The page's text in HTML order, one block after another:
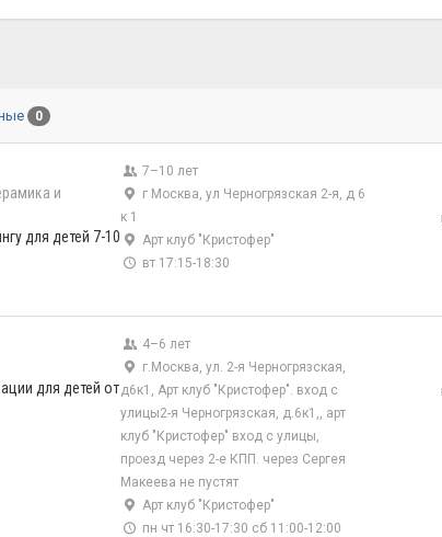
0
и
для детей 7-10
7–10 лет
г Москва, ул Черногрязская 2-я, д 6
к 1
Арт клуб "Кристофер"
вт 17:15-18:30
для детей от
4–6 лет
г.Москва, ул. 2-я Черногрязская,
д6к1, Арт клуб "Кристофер". вход с
улицы2-я Черногрязская, д.6к1,, арт
клуб "Кристофер" вход с улицы,
проезд через 2-е КПП. через Сергея
Макеева не пустят
Арт клуб "Кристофер"
пн чт 16:30-17:30 сб 11:00-12:00